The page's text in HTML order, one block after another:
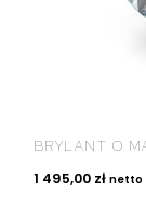
BRYLANT O
1 495,00 zł netto